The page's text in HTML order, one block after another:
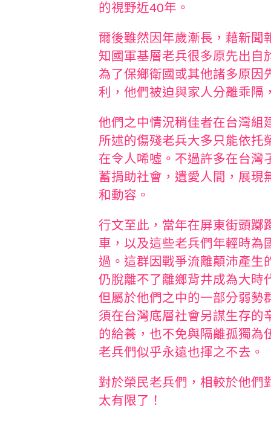
的視野近40年。
爾後雖然因年歲漸長，藉新聞
知國軍基層老兵很多原先出自
為了保鄉衛國或其他諸多原因
利，他們被迫與家人分離乖隔
他們之中情況稍佳者在台灣組
所述的傷殘老兵大多只能依托
在令人唏噓。不過許多在台灣
蓄捐助社會，遺愛人間，展現
和動容。
行文至此，當年在屏東街頭躑
車，以及這些老兵們年輕時為
過。這群因戰爭流離顛沛產生
仍脫離不了離鄉背井成為大時
但屬於他們之中的一部分弱勢
須在台灣底層社會另謀生存的
的給養，也不免與隔離孤獨為
老兵們似乎永遠也揮之不去。
對於榮民老兵們，相較於他們
太有限了！